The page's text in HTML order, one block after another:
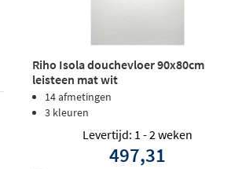
Riho Isola douchevloer 90x80cm
leisteen mat wit
14 afmetingen
3 kleuren
Levertijd: 1 - 2 weken
497,31